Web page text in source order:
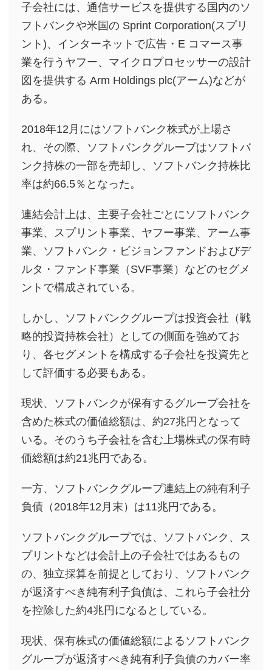
子会社には、通信サービスを提供する国内のソ
フトバンクや米国の Sprint Corporation(スプリ
ント)、インターネットで広告・E コマース事
業を行うヤフー、マイクロプロセッサーの設計
図を提供する Arm Holdings plc(アーム)などが
ある。
2018年12月にはソフトバンク株式が上場さ
れ、その際、ソフトバンクグループはソフトバ
ンク持株の一部を売却し、ソフトバンク持株比
率は約66.5％となった。
連結会計上は、主要子会社ごとにソフトバンク
事業、スプリント事業、ヤフー事業、アーム事
業、ソフトバンク・ビジョンファンドおよびデ
ルタ・ファンド事業（SVF事業）などのセグメ
ントで構成されている。
しかし、ソフトバンクグループは投資会社（戦
略的投資持株会社）としての側面を強めてお
り、各セグメントを構成する子会社を投資先と
して評価する必要もある。
現状、ソフトバンクが保有するグループ会社を
含めた株式の価値総額は、約27兆円となって
いる。そのうち子会社を含む上場株式の保有時
価総額は約21兆円である。
一方、ソフトバンクグループ連結上の純有利子
負債（2018年12月末）は11兆円である。
ソフトバンクグループでは、ソフトバンク、ス
プリントなどは会計上の子会社ではあるもの
の、独立採算を前提としており、ソフトバンク
が返済すべき純有利子負債は、これら子会社分
を控除した約4兆円になるとしている。
現状、保有株式の価値総額によるソフトバンク
グループが返済すべき純有利子負債のカバー率